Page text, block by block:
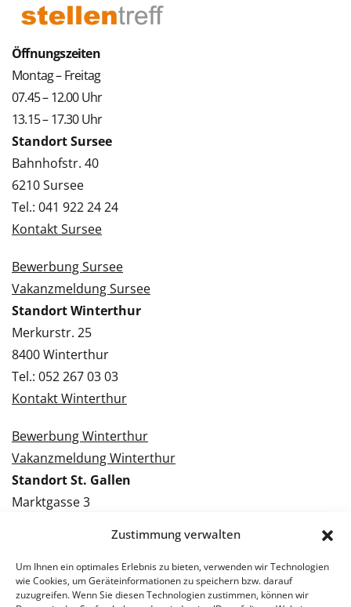
Zustimmung verwalten
Um Ihnen ein optimales Erlebnis zu bieten, verwenden wir Technologien
wie Cookies, um Geräteinformationen zu speichern bzw. darauf
zuzugreifen. Wenn Sie diesen Technologien zustimmen, können wir
Öffnungszeiten
Montag – Freitag
07.45 – 12.00 Uhr
13.15 – 17.30 Uhr
Standort Sursee
Bahnhofstr. 40
6210 Sursee
Tel.: 041 922 24 24
Kontakt Sursee
Bewerbung Sursee
Vakanzmeldung Sursee
Standort Winterthur
Merkurstr. 25
8400 Winterthur
Tel.: 052 267 03 03
Kontakt Winterthur
Bewerbung Winterthur
Vakanzmeldung Winterthur
Standort St. Gallen
Marktgasse 3
Kontakt St. Gallen